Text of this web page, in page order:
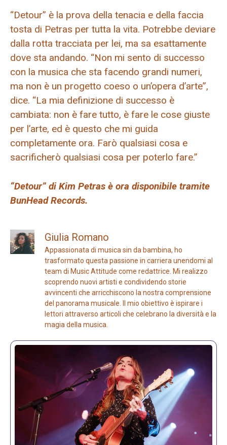
“Detour” è la prova della tenacia e della faccia
tosta di Petras per tutta la vita. Potrebbe deviare
dalla rotta tracciata per lei, ma sa esattamente
dove sta andando. “Non mi sento di successo
con la musica che sta facendo grandi numeri,
ma non è un progetto coeso o un’opera d’arte”,
dice. “La mia definizione di successo è
cambiata: non è fare tutto, è fare le cose giuste
per l’arte, ed è questo che mi guida
completamente ora. Farò qualsiasi cosa e
sacrificherò qualsiasi cosa per poterlo fare.”
“Detour” di Kim Petras è ora disponibile tramite
BunHead Records.
Giulia Romano
Appassionata di musica sin da bambina, ho
trasformato questa passione in carriera unendomi al
team di Music Attitude come redattrice. Mi realizzo
scoprendo nuovi artisti e condividendo storie
avvincenti che arricchiscono la nostra comprensione
del panorama musicale. Il mio obiettivo è ispirare i
lettori attraverso articoli che celebrano la diversità e la
magia della musica.